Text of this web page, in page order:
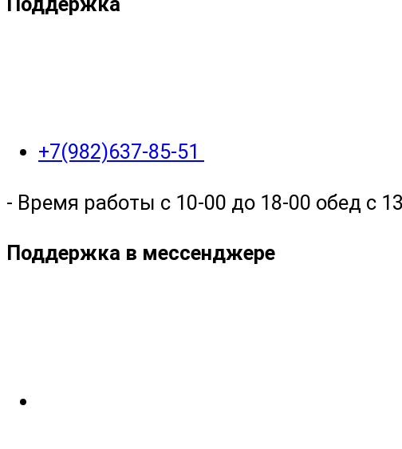
+7(982)637-85-51
- Время работы с 10-00 до 18-00 обед с
Поддержка в мессенджере